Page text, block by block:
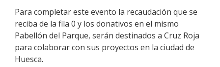
Para completar este evento la recaudación que se
reciba de la fila 0 y los donativos en el mismo
Pabellón del Parque, serán destinados a Cruz Roja
para colaborar con sus proyectos en la ciudad de
Huesca.